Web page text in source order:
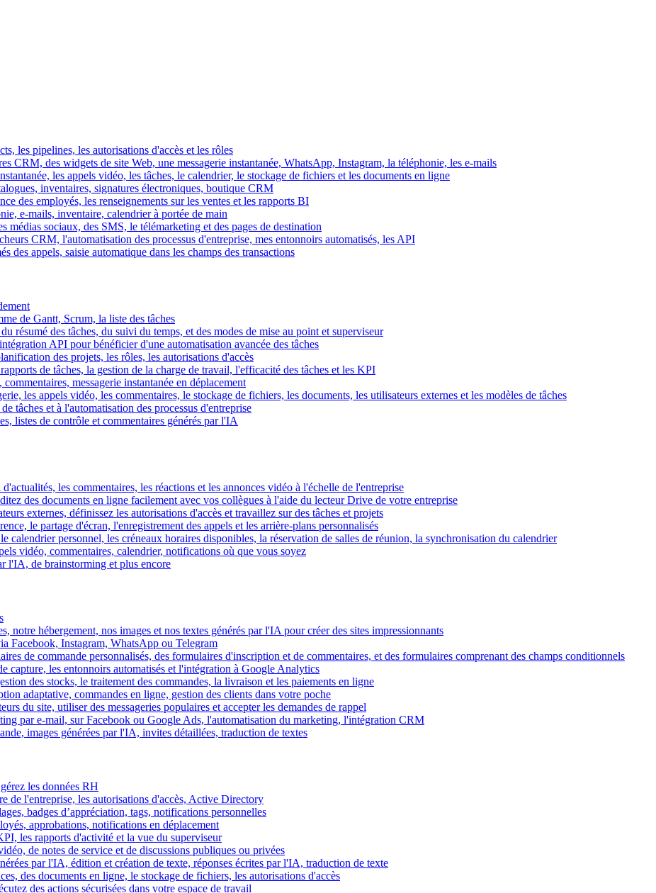
les pipelines, les autorisations d'accès et les rôles
CRM, des widgets de site Web, une messagerie instantanée, WhatsApp, Instagram, la téléphonie, les e-mails
les appels vidéo, les tâches, le calendrier, le stockage de fichiers et les documents en ligne
inventaires, signatures électroniques, boutique CRM
des employés, les renseignements sur les ventes et les rapports BI
e-mails, inventaire, calendrier à portée de main
médias sociaux, des SMS, le télémarketing et des pages de destination
CRM, l'automatisation des processus d'entreprise, mes entonnoirs automatisés, les API
des appels, saisie automatique dans les champs des transactions
de Gantt, Scrum, la liste des tâches
résumé des tâches, du suivi du temps, et des modes de mise au point et superviseur
API pour bénéficier d'une automatisation avancée des tâches
des projets, les rôles, les autorisations d'accès
de tâches, la gestion de la charge de travail, l'efficacité des tâches et les KPI
messagerie instantanée en déplacement
les appels vidéo, les commentaires, le stockage de fichiers, les documents, les utilisateurs externes et les modèles de tâches
tâches et à l'automatisation des processus d'entreprise
listes de contrôle et commentaires générés par l'IA
les commentaires, les réactions et les annonces vidéo à l'échelle de l'entreprise
des documents en ligne facilement avec vos collègues à l'aide du lecteur Drive de votre entreprise
externes, définissez les autorisations d'accès et travaillez sur des tâches et projets
le partage d'écran, l'enregistrement des appels et les arrière-plans personnalisés
calendrier personnel, les créneaux horaires disponibles, la réservation de salles de réunion, la synchronisation du calendrier
vidéo, commentaires, calendrier, notifications où que vous soyez
l'IA, de brainstorming et plus encore
notre hébergement, nos images et nos textes générés par l'IA pour créer des sites impressionnants
Facebook, Instagram, WhatsApp ou Telegram
de commande personnalisés, des formulaires d'inscription et de commentaires, et des formulaires comprenant des champs conditionnels
capture, les entonnoirs automatisés et l'intégration à Google Analytics
des stocks, le traitement des commandes, la livraison et les paiements en ligne
adaptative, commandes en ligne, gestion des clients dans votre poche
du site, utiliser des messageries populaires et accepter les demandes de rappel
par e-mail, sur Facebook ou Google Ads, l'automatisation du marketing, l'intégration CRM
images générées par l'IA, invites détaillées, traduction de textes
les données RH
de l'entreprise, les autorisations d'accès, Active Directory
badges d’appréciation, tags, notifications personnelles
approbations, notifications en déplacement
les rapports d'activité et la vue du superviseur
de notes de service et de discussions publiques ou privées
par l'IA, édition et création de texte, réponses écrites par l'IA, traduction de texte
des documents en ligne, le stockage de fichiers, les autorisations d'accès
des actions sécurisées dans votre espace de travail